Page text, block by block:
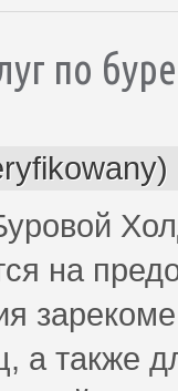
по
на
а также